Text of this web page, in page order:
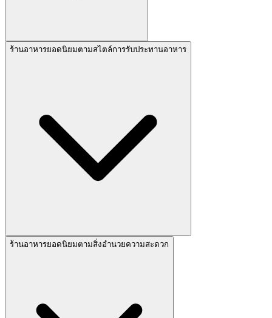
ร้านอาหารยอดนิยมตามสไตล์การรับประทานอาหาร
ร้านอาหารยอดนิยมตามสิ่งอำนวยความสะดวก